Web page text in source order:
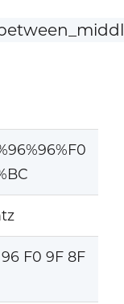
F0 9F 8F